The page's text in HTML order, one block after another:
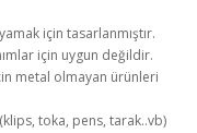
için tasarlanmıştır.
için uygun değildir.
metal olmayan ürünleri
toka, pens, tarak..vb)